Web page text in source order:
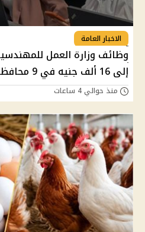
الاخبار العامة
وظائف وزارة العمل
إلى 16 ألف جنيه في 9 محافظات
منذ حوالي 4 ساعات